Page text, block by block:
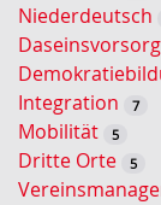
Niederdeutsch
Integration 7
Mobilität 5
Dritte Orte 5